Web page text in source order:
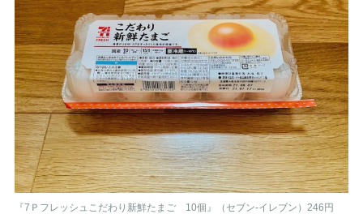
『7Ｐフレッシュこだわり新鮮たまご 10個』（セブン-イレブン）246円